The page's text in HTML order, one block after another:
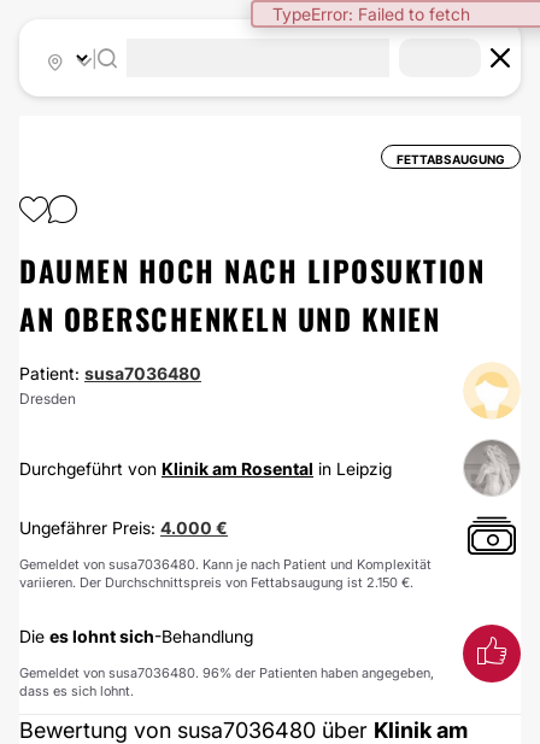
TypeError: Failed to fetch
FETTABSAUGUNG
DAUMEN HOCH NACH LIPOSUKTION
AN OBERSCHENKELN UND KNIEN
Patient: susa7036480
Dresden
Durchgeführt von Klinik am Rosental in Leipzig
Ungefährer Preis: 4.000 €
Gemeldet von susa7036480. Kann je nach Patient und Komplexität
variieren. Der Durchschnittspreis von Fettabsaugung ist 2.150 €.
Die es lohnt sich-Behandlung
Gemeldet von susa7036480. 96% der Patienten haben angegeben,
dass es sich lohnt.
Bewertung von susa7036480 über Klinik am